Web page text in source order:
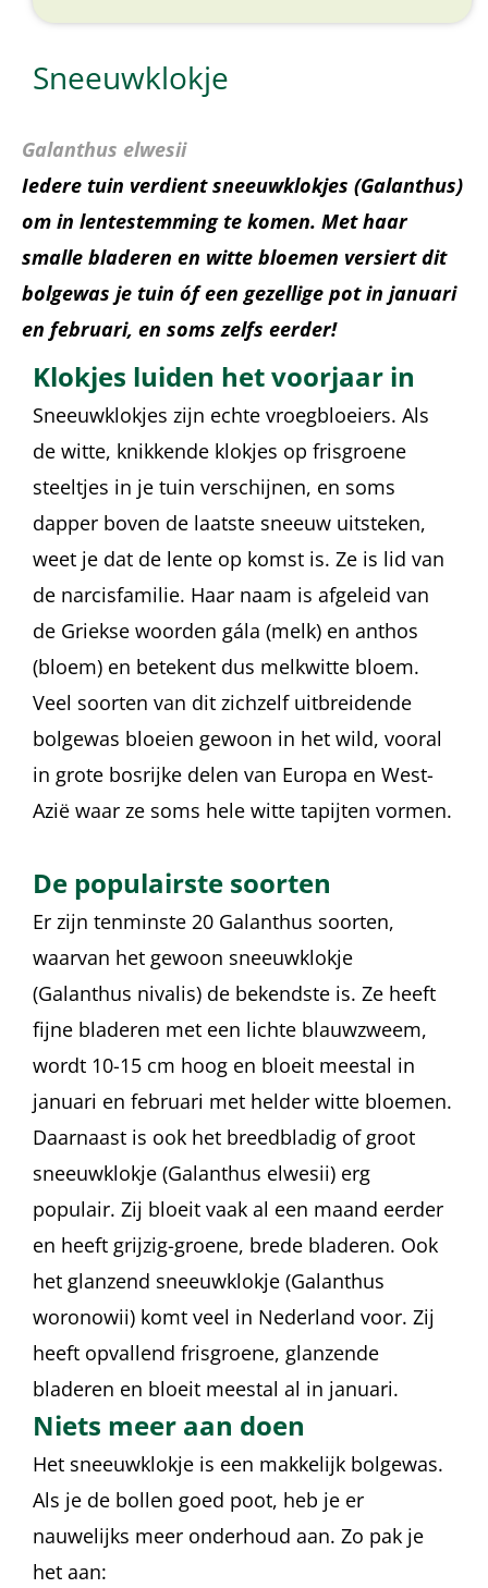
Sneeuwklokje
Galanthus elwesii
Iedere tuin verdient sneeuwklokjes (Galanthus)
om in lentestemming te komen. Met haar
smalle bladeren en witte bloemen versiert dit
bolgewas je tuin óf een gezellige pot in januari
en februari, en soms zelfs eerder!
Klokjes luiden het voorjaar in
Sneeuwklokjes zijn echte vroegbloeiers. Als
de witte, knikkende klokjes op frisgroene
steeltjes in je tuin verschijnen, en soms
dapper boven de laatste sneeuw uitsteken,
weet je dat de lente op komst is. Ze is lid van
de narcisfamilie. Haar naam is afgeleid van
de Griekse woorden gála (melk) en anthos
(bloem) en betekent dus melkwitte bloem.
Veel soorten van dit zichzelf uitbreidende
bolgewas bloeien gewoon in het wild, vooral
in grote bosrijke delen van Europa en West-
Azië waar ze soms hele witte tapijten vormen.
De populairste soorten
Er zijn tenminste 20 Galanthus soorten,
waarvan het gewoon sneeuwklokje
(Galanthus nivalis) de bekendste is. Ze heeft
fijne bladeren met een lichte blauwzweem,
wordt 10-15 cm hoog en bloeit meestal in
januari en februari met helder witte bloemen.
Daarnaast is ook het breedbladig of groot
sneeuwklokje (Galanthus elwesii) erg
populair. Zij bloeit vaak al een maand eerder
en heeft grijzig-groene, brede bladeren. Ook
het glanzend sneeuwklokje (Galanthus
woronowii) komt veel in Nederland voor. Zij
heeft opvallend frisgroene, glanzende
bladeren en bloeit meestal al in januari.
Niets meer aan doen
Het sneeuwklokje is een makkelijk bolgewas.
Als je de bollen goed poot, heb je er
nauwelijks meer onderhoud aan. Zo pak je
het aan: